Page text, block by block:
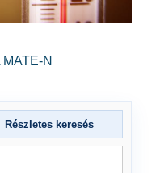
N
Részletes keresés